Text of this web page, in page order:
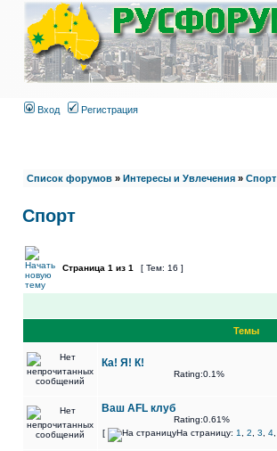
Вход Регистрация
Список форумов » Интересы и Увлечения » Спорт
Спорт
Страница 1 из 1 [ Тем: 16 ]
Темы
Ка! Я! К!
Rating:0.1%
Ваш AFL клуб
Rating:0.61%
[
На страницу: 1 2 3 4